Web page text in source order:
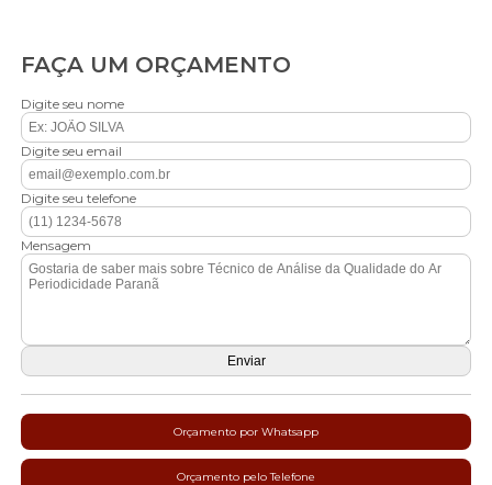
FAÇA UM ORÇAMENTO
Digite seu nome
Digite seu email
Digite seu telefone
Mensagem
Orçamento por Whatsapp
Orçamento pelo Telefone